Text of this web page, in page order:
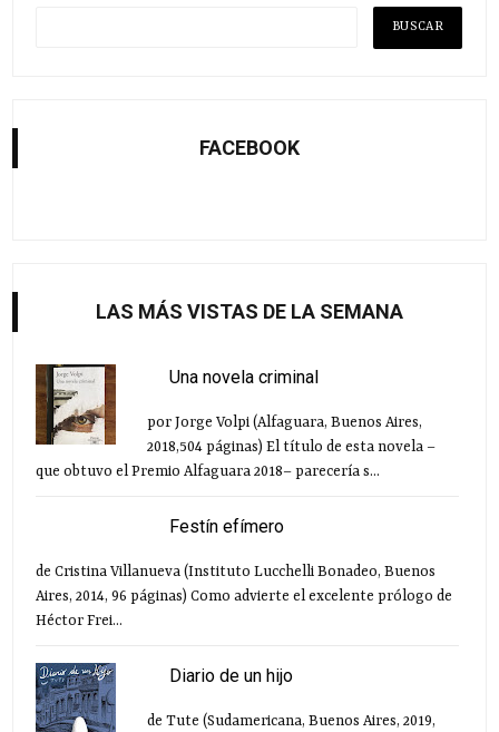
FACEBOOK
LAS MÁS VISTAS DE LA SEMANA
Una novela criminal
por Jorge Volpi (Alfaguara, Buenos Aires,
2018,504 páginas) El título de esta novela –
que obtuvo el Premio Alfaguara 2018– parecería s...
Festín efímero
de Cristina Villanueva (Instituto Lucchelli Bonadeo, Buenos
Aires, 2014, 96 páginas) Como advierte el excelente prólogo de
Héctor Frei...
Diario de un hijo
de Tute (Sudamericana, Buenos Aires, 2019,